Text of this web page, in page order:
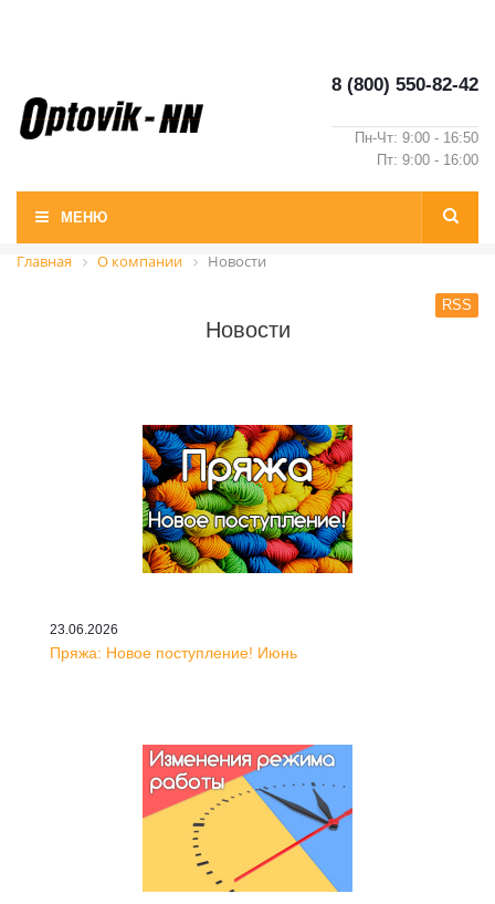
8 (800) 550-82-42
Пн-Чт: 9:00 - 16:50
Пт: 9:00 - 16:00
МЕНЮ
Главная О компании Новости
Новости
RSS
23.06.2026
Пряжа: Новое поступление! Июнь